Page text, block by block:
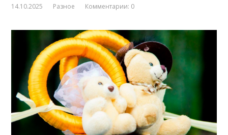
14.10.2025 Разное Комментарии: 0